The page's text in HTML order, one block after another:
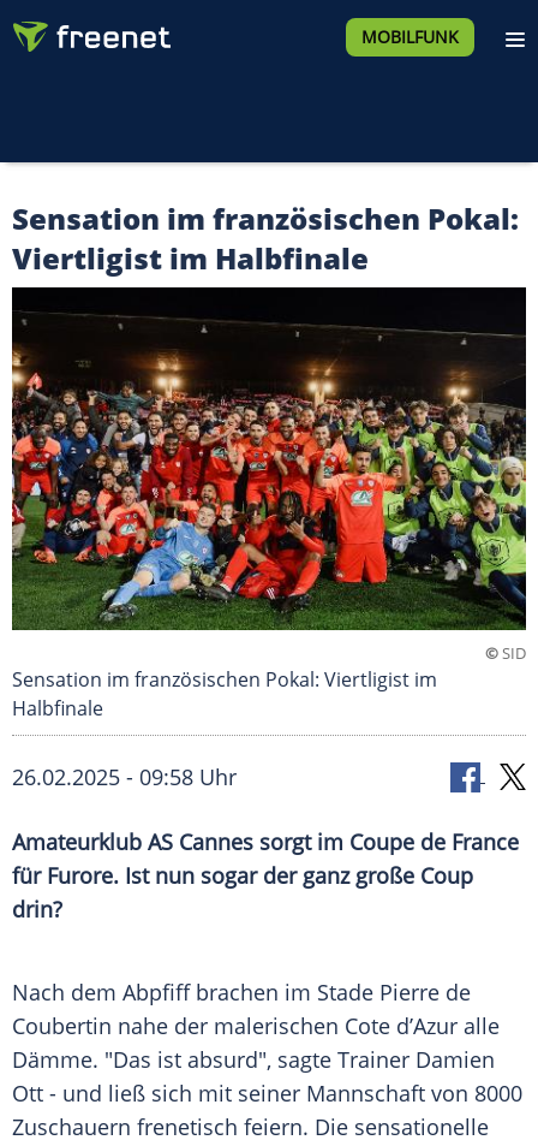
MOBILFUNK
Sensation im französischen Pokal:
Viertligist im Halbfinale
©SID
Sensation im französischen Pokal: Viertligist im
Halbfinale
26.02.2025 - 09:58 Uhr
Amateurklub AS Cannes sorgt im Coupe de France
für Furore. Ist nun sogar der ganz große Coup
drin?
Nach dem Abpfiffbrachen im Stade Pierre de
Coubertin nahe der malerischen Cote d’Azur alle
Dämme. "Das ist absurd", sagte Trainer Damien
Ott - und ließ sich mit seiner Mannschaft von 8000
Zuschauern frenetisch feiern. Die sensationelle